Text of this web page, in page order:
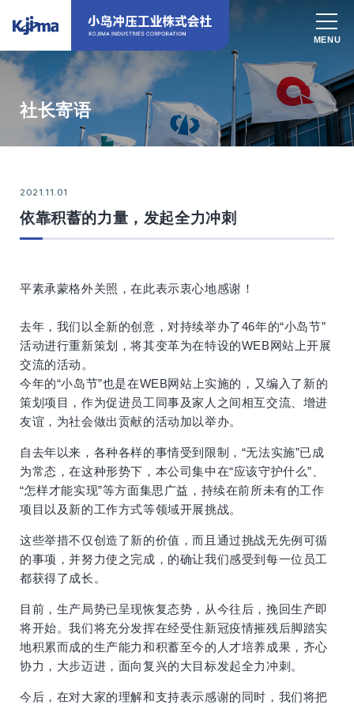
社长寄语
2021.11.01
依靠积蓄的力量，发起全力冲刺
平素承蒙格外关照，在此表示衷心地感谢！
去年，我们以全新的创意，对持续举办了46年的“小岛节”
活动进行重新策划，将其变革为在特设的WEB网站上开展
交流的活动。
今年的“小岛节”也是在WEB网站上实施的，又编入了新的
策划项目，作为促进员工同事及家人之间相互交流、增进
友谊，为社会做出贡献的活动加以举办。
自去年以来，各种各样的事情受到限制，“无法实施”已成
为常态，在这种形势下，本公司集中在“应该守护什么”、
“怎样才能实现”等方面集思广益，持续在前所未有的工作
项目以及新的工作方式等领域开展挑战。
这些举措不仅创造了新的价值，而且通过挑战无先例可循
的事项，并努力使之完成，的确让我们感受到每一位员工
都获得了成长。
目前，生产局势已呈现恢复态势，从今往后，挽回生产即
将开始。我们将充分发挥在经受住新冠疫情摧残后脚踏实
地积累而成的生产能力和积蓄至今的人才培养成果，齐心
协力，大步迈进，面向复兴的大目标发起全力冲刺。
今后，在对大家的理解和支持表示感谢的同时，我们将把